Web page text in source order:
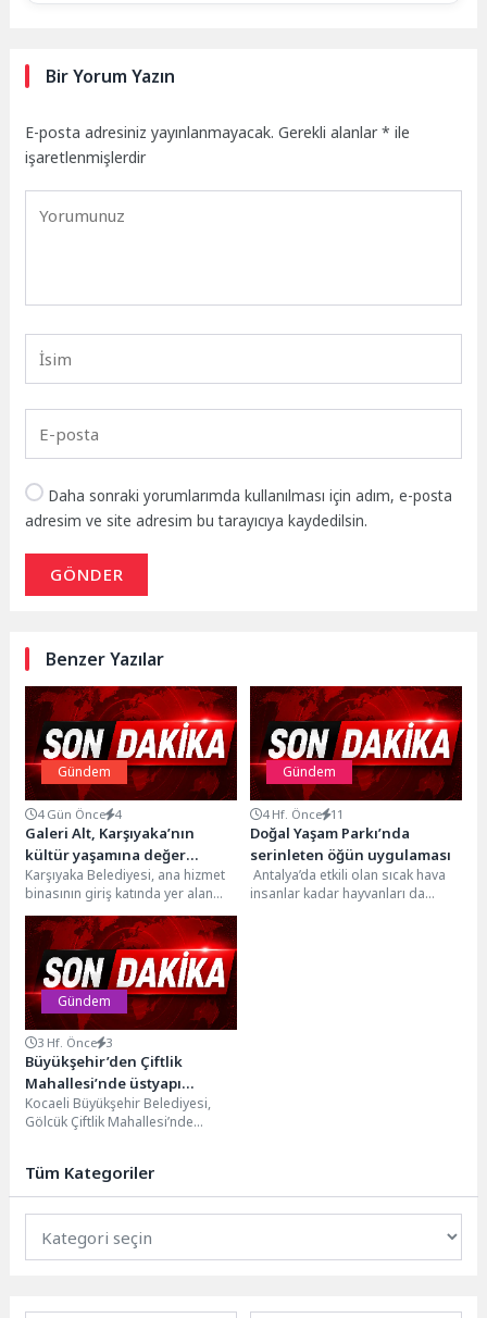
Bir Yorum Yazın
E-posta adresiniz yayınlanmayacak. Gerekli alanlar* ile
işaretlenmişlerdir
Daha sonraki yorumlarımda kullanılması için adım, e-posta
adresim ve site adresim bu tarayıcıya kaydedilsin.
GÖNDER
Benzer Yazılar
Gündem
4 Gün Önce 4
Galeri Alt, Karşıyaka’nın
kültür yaşamına değer
katıyor
Karşıyaka Belediyesi, ana hizmet
binasının giriş katında yer alan
Galeri Alt Sergi Salonu ile kentin...
Gündem
4 Hf. Önce 11
Doğal Yaşam Parkı’nda
serinleten öğün uygulaması
Antalya’da etkili olan sıcak hava
insanlar kadar hayvanları da
Gündem
3 Hf. Önce 3
Büyükşehir’den Çiftlik
Mahallesi’nde üstyapı
seferberliği
Kocaeli Büyükşehir Belediyesi,
Gölcük Çiftlik Mahallesi’nde
ulaşım konforunu üst...
Tüm Kategoriler